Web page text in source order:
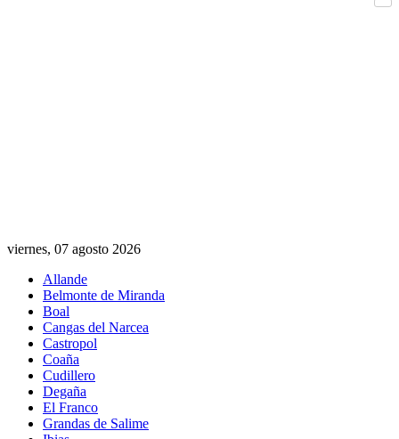
viernes, 07 agosto 2026
Allande
Belmonte de Miranda
Boal
Cangas del Narcea
Castropol
Coaña
Cudillero
Degaña
El Franco
Grandas de Salime